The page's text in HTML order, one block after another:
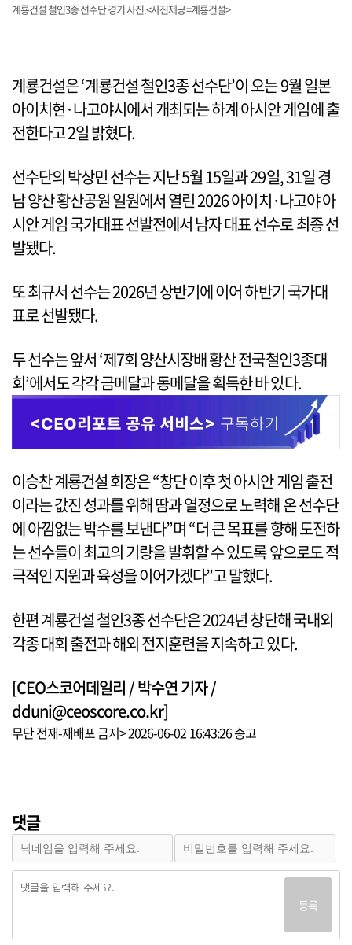
계룡건설 철인3종 선수단 경기 사진.<사진제공=계룡건설>
계룡건설은 ‘계룡건설 철인3종 선수단’이 오는 9월 일본
아이치현·나고야시에서 개최되는 하계 아시안 게임에 출
전한다고 2일 밝혔다.
선수단의 박상민 선수는 지난 5월 15일과 29일, 31일 경
남 양산 황산공원 일원에서 열린 2026 아이치·나고야 아
시안 게임 국가대표 선발전에서 남자 대표 선수로 최종 선
발됐다.
또 최규서 선수는 2026년 상반기에 이어 하반기 국가대
표로 선발됐다.
두 선수는 앞서 ‘제7회 양산시장배 황산 전국철인3종대
회’에서도 각각 금메달과 동메달을 획득한 바 있다.
이승찬 계룡건설 회장은 “창단 이후 첫 아시안 게임 출전
이라는 값진 성과를 위해 땀과 열정으로 노력해 온 선수단
에 아낌없는 박수를 보낸다”며 “더 큰 목표를 향해 도전하
는 선수들이 최고의 기량을 발휘할 수 있도록 앞으로도 적
극적인 지원과 육성을 이어가겠다”고 말했다.
한편 계룡건설 철인3종 선수단은 2024년 창단해 국내외
각종 대회 출전과 해외 전지훈련을 지속하고 있다.
[CEO스코어데일리 / 박수연 기자 /
dduni@ceoscore.co.kr]
무단 전재-재배포 금지> 2026-06-02 16:43:26 송고
댓글
등록